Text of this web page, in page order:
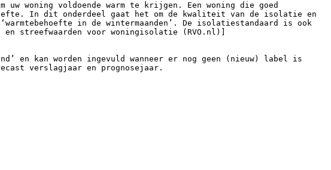
woning voldoende warm te krijgen. Een woning die goed
In dit onderdeel gaat het om de kwaliteit van de isolatie en
in de wintermaanden’. De isolatiestandaard is ook
streefwaarden voor woningisolatie (RVO.nl)]
en kan worden ingevuld wanneer er nog geen (nieuw) label is
verslagjaar en prognosejaar.